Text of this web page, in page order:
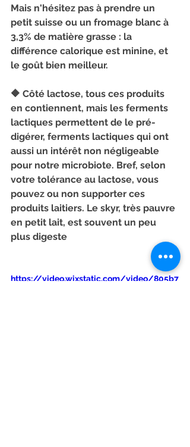
Mais n'hésitez pas à prendre un
petit suisse ou un fromage blanc à
3,3% de matière grasse : la
différence calorique est minine, et
le goût bien meilleur.
🔶 Côté lactose, tous ces produits
en contiennent, mais les ferments
lactiques permettent de le pré-
digérer, ferments lactiques qui ont
aussi un intérêt non négligeable
pour notre microbiote. Bref, selon
votre tolérance au lactose, vous
pouvez ou non supporter ces
produits laitiers. Le skyr, très pauvre
en petit lait, est souvent un peu
plus digeste
https://video.wixstatic.com/video/805b7